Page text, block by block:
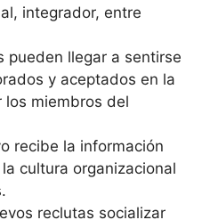
integrador, entre
pueden llegar a sentirse
y aceptados en la
los miembros del
recibe la información
cultura organizacional
reclutas socializar